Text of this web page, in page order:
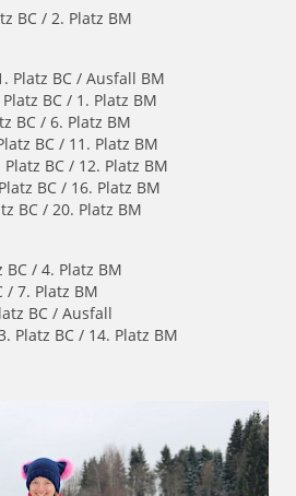
BC / 2. Platz BM
Platz BC / Ausfall BM
BC / 1. Platz BM
BC / 6. Platz BM
BC / 11. Platz BM
BC / 12. Platz BM
BC / 16. Platz BM
BC / 20. Platz BM
/ 4. Platz BM
/ 7. Platz BM
BC / Ausfall
Platz BC / 14. Platz BM